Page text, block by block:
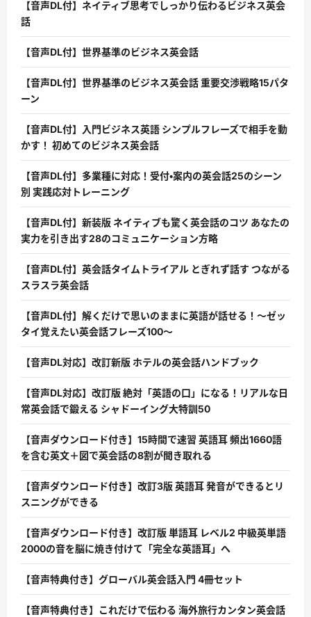
【音声DL付】ネイティブ思考でしっかり伝わるビジネス英会
話
【音声DL付】世界基準のビジネス英会話
【音声DL付】世界基準のビジネス英会話 重要交渉戦略15パタ
ーン
【音声DL付】入門ビジネス英語 シンプルフレーズで相手を動
かす！ 初めてのビジネス英会話
【音声DL付】多業種に対応！受付・案内の英会話25のシーン
別 実践応対トレーニング
【音声DL付】新装版 ネイティブも驚く英会話のコツ あなたの
実力を引き出す28のコミュニケーション方略
【音声DL付】英会話タイムトライアル とぎれず話す つながる
スラスラ英会話
【音声DL付】解くだけで思いのままに英語が話せる！〜ゼッ
タイ覚えたい英会話フレーズ100〜
【音声DL対応】改訂新版 ホテルの英会話ハンドブック
【音声DL対応】改訂版 絶対「英語の口」になる！リアルな日
常英会話で鍛える シャドーイング大特訓50
【音声ダウンロード付き】15時間で速習 英語耳 頻出1660語
を含む英文＋図で英会話の8割が聞き取れる
【音声ダウンロード付き】改訂3版 英語耳 発音ができるとリ
スニングができる
【音声ダウンロード付き】改訂版 単語耳 レベル2 中級英単語
2000の音を脳に焼き付けて「完全な英語耳」へ
【音声特典付き】グローバル英会話入門 4冊セット
【音声特典付き】これだけで伝わる 海外旅行カンタン英会話